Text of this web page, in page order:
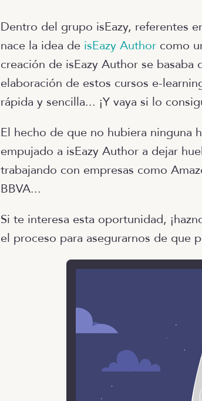
Dentro del grupo isEazy, referentes
nace la idea de isEazy Author como
creación de isEazy Author se
elaboración de estos cursos e-
rápida y sencilla... ¡Y vaya si lo
El hecho de que no hubiera ninguna
empujado a isEazy Author a dejar
trabajando con empresas como
BBVA...
Si te interesa esta oportunidad,
el proceso para asegurarnos de que